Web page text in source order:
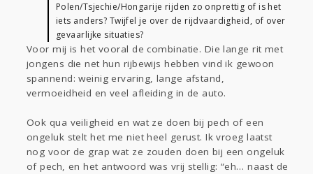
Polen/Tsjechie/Hongarije rijden zo onprettig of is het
iets anders? Twijfel je over de rijdvaardigheid, of over
gevaarlijke situaties?
Voor mij is het vooral de combinatie. Die lange rit met
jongens die net hun rijbewijs hebben vind ik gewoon
spannend: weinig ervaring, lange afstand,
vermoeidheid en veel afleiding in de auto.
Ook qua veiligheid en wat ze doen bij pech of een
ongeluk stelt het me niet heel gerust. Ik vroeg laatst
nog voor de grap wat ze zouden doen bij een ongeluk
of pech, en het antwoord was vrij stellig: “eh… naast de